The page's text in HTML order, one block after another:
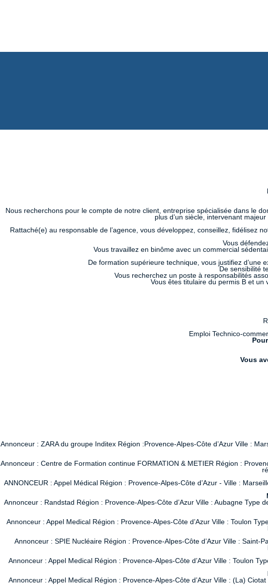
Nous recherchons pour le compte de notre client, entreprise spécialisée dans le
plus d’un siècle, intervenant
Rattaché(e) au responsable de l’agence, vous développez, conseillez,
Vous
Vous travaillez en binôme avec un commercial
De formation supérieure technique, vous justifiez d’une
De sensibilité
Vous recherchez un poste à responsabilités
Vous êtes titulaire du permis B et
Emploi Technico-
Vous
Annonceur : ZARA du groupe Inditex Région :Provence-Alpes-Côte d’Azur Ville :
Annonceur : Centre de Formation continue FORMATION & METIER Région :
ANNONCEUR : Appel Médical Région : Provence-Alpes-Côte d’Azur - Ville :
Annonceur : Randstad Région : Provence-Alpes-Côte d’Azur Ville : Aubagne
Annonceur : Appel Medical Région : Provence-Alpes-Côte d’Azur Ville : Toulon
Annonceur : SPIE Nucléaire Région : Provence-Alpes-Côte d’Azur Ville :
Annonceur : Appel Medical Région : Provence-Alpes-Côte d’Azur Ville : Toulon
Annonceur : Appel Medical Région : Provence-Alpes-Côte d’Azur Ville : (La)